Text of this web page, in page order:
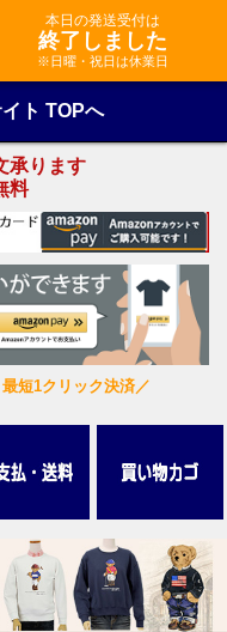
本日の発送受付は
終了しました
※日曜・祝日は休業日
ト TOPへ
承ります
料
短1クリック決済／